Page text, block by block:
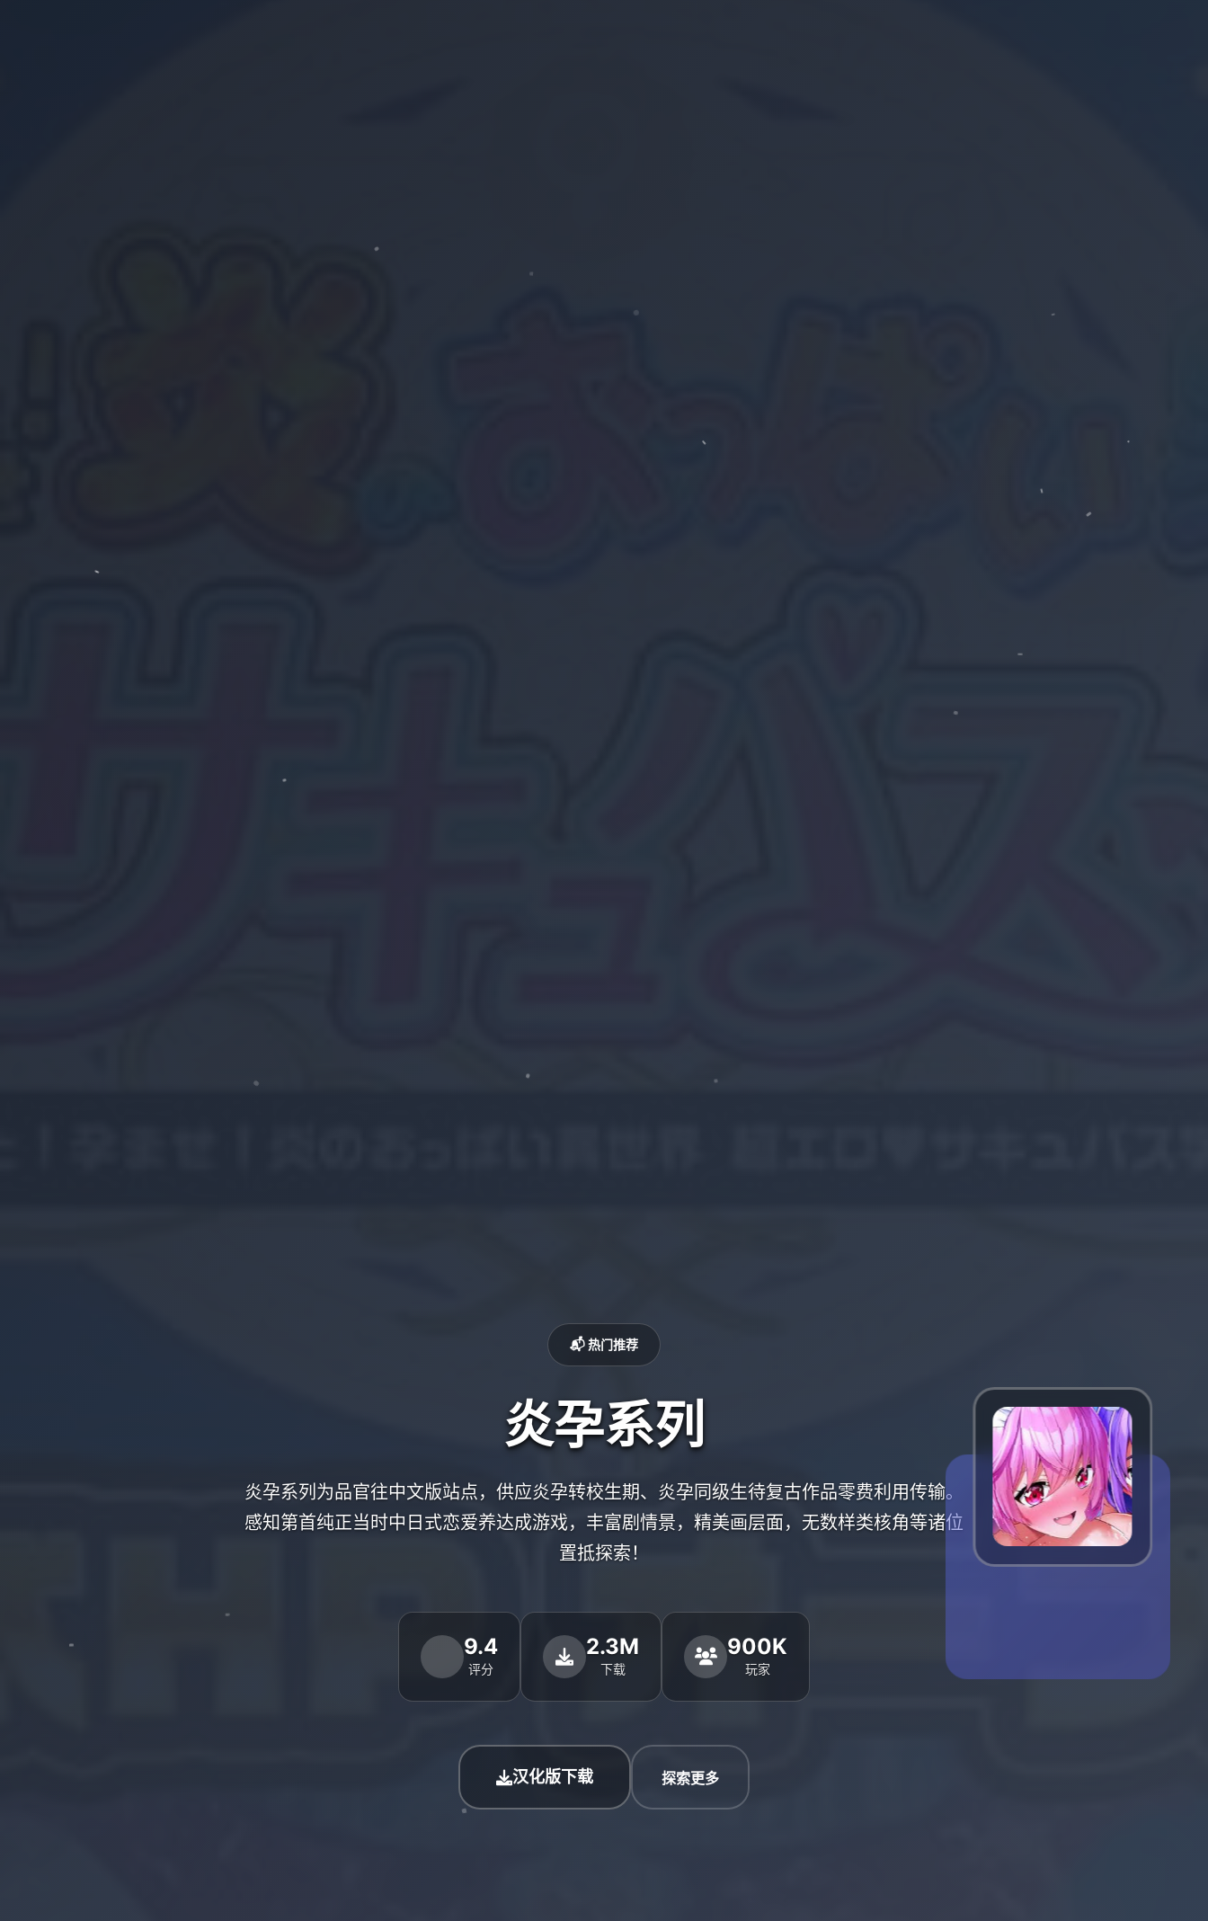
📬 热门推荐
炎孕系列
炎孕系列为品官往中文版站点，供应炎孕转校生期、炎孕同级生待复古作品零费利用传输。
感知第首纯正当时中日式恋爱养达成游戏，丰富剧情景，精美画层面，无数样类核角等诸位
置抵探索！
9.4
评分
2.3M
下载
900K
玩家
汉化版下载 探索更多